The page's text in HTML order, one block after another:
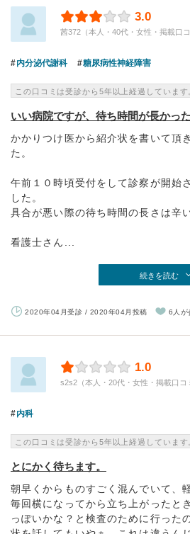
3.0
茜372（本人・40代・女性・掲載口コ
内分泌代謝科 糖尿病性神経障害
この口コミは受診から5年以上経過しています
いい病院ですが、待ち時間が長かった
かかりつけ医から紹介状を書いて頂
た。
午前１０時頃受付をして診察が開始
した。
具合が悪い際の待ち時間の長さは辛
看護士さん...
続きを読む
2020年04月受診 / 2020年04月投稿 6人が
1.0
s2s2（本人・20代・女性・掲載口コ
内科
この口コミは受診から5年以上経過しています
とにかく待ちます。
朝早くからものすごく混んでいて、
毎回横になってから立ち上がったと
っぽいかな？と検査のために行った